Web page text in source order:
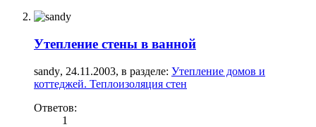
Утепление стены в ванной
sandy, 24.11.2003, в разделе: Утепление домов и
коттеджей. Теплоизоляция стен
Ответов:
1